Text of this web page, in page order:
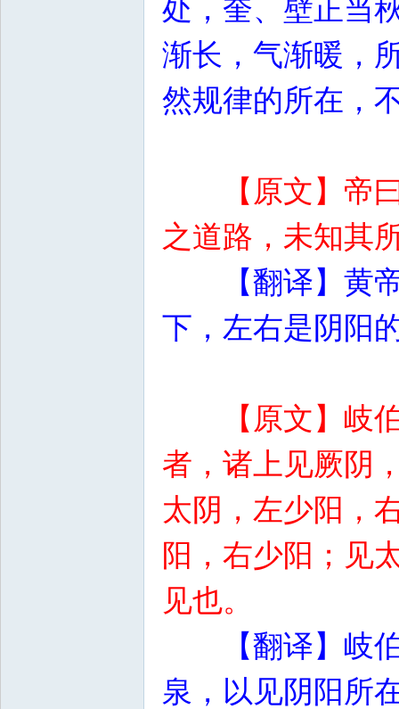
处，奎、壁正当
渐长，气渐暖，
然规律的所在，
【原文】帝
之道路，未知其
【翻译】黄
下，左右是阴阳
【原文】岐
者，诸上见厥阴
太阴，左少阳，
阳，右少阳；见
见也。
【翻译】岐
泉，以见阴阳所